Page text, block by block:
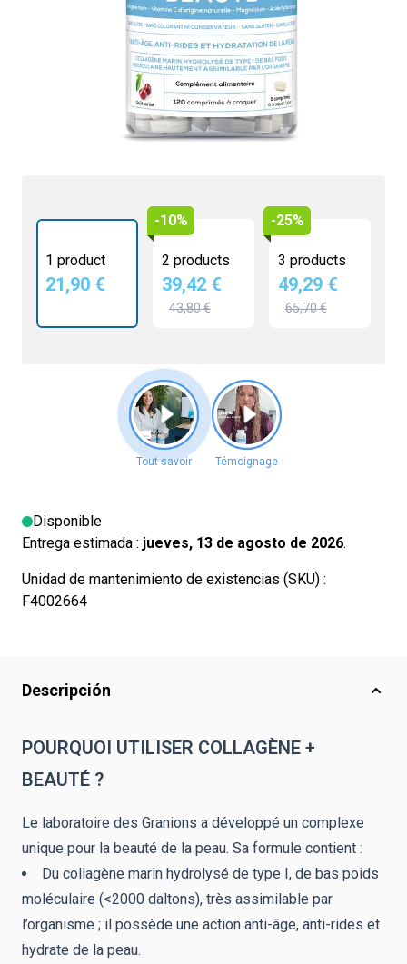
4.6/5 -8 reviews
Collagène marin hydrolysé de type 1
Bas poids moléculaire
Associé à des vitamines et minéraux
Haute assimilation
1 product
21,90 €
-10%
2 products
39,42 €
43,80 €
-25%
3 products
49,29 €
65,70 €
Disponible
Entrega estimada : jueves, 13 de agosto de 2026.
Unidad de mantenimiento de existencias (SKU) :
F4002664
Descripción
POURQUOI UTILISER COLLAGÈNE +
BEAUTÉ ?
Le laboratoire des Granions a développé un complexe
unique pour la beauté de la peau. Sa formule contient :
Du collagène marin hydrolysé de type I, de bas poids
moléculaire (<2000 daltons), très assimilable par
l’organisme ; il possède une action anti-âge, anti-rides et
hydrate de la peau.